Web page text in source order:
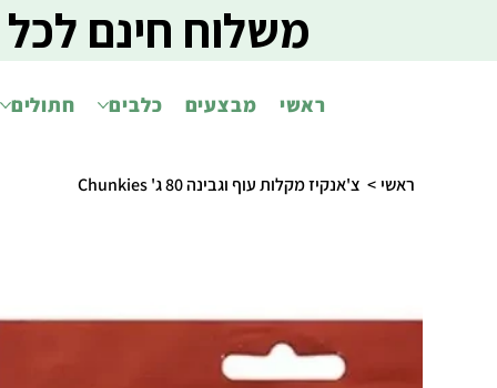
ראשי מבצעים כלבים חתולים
משלוח חינם
ראשי > צ'אנקיז מקלות עוף וגבינה 80 ג' Chunkies